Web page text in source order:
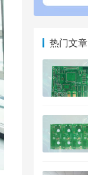
热门文章